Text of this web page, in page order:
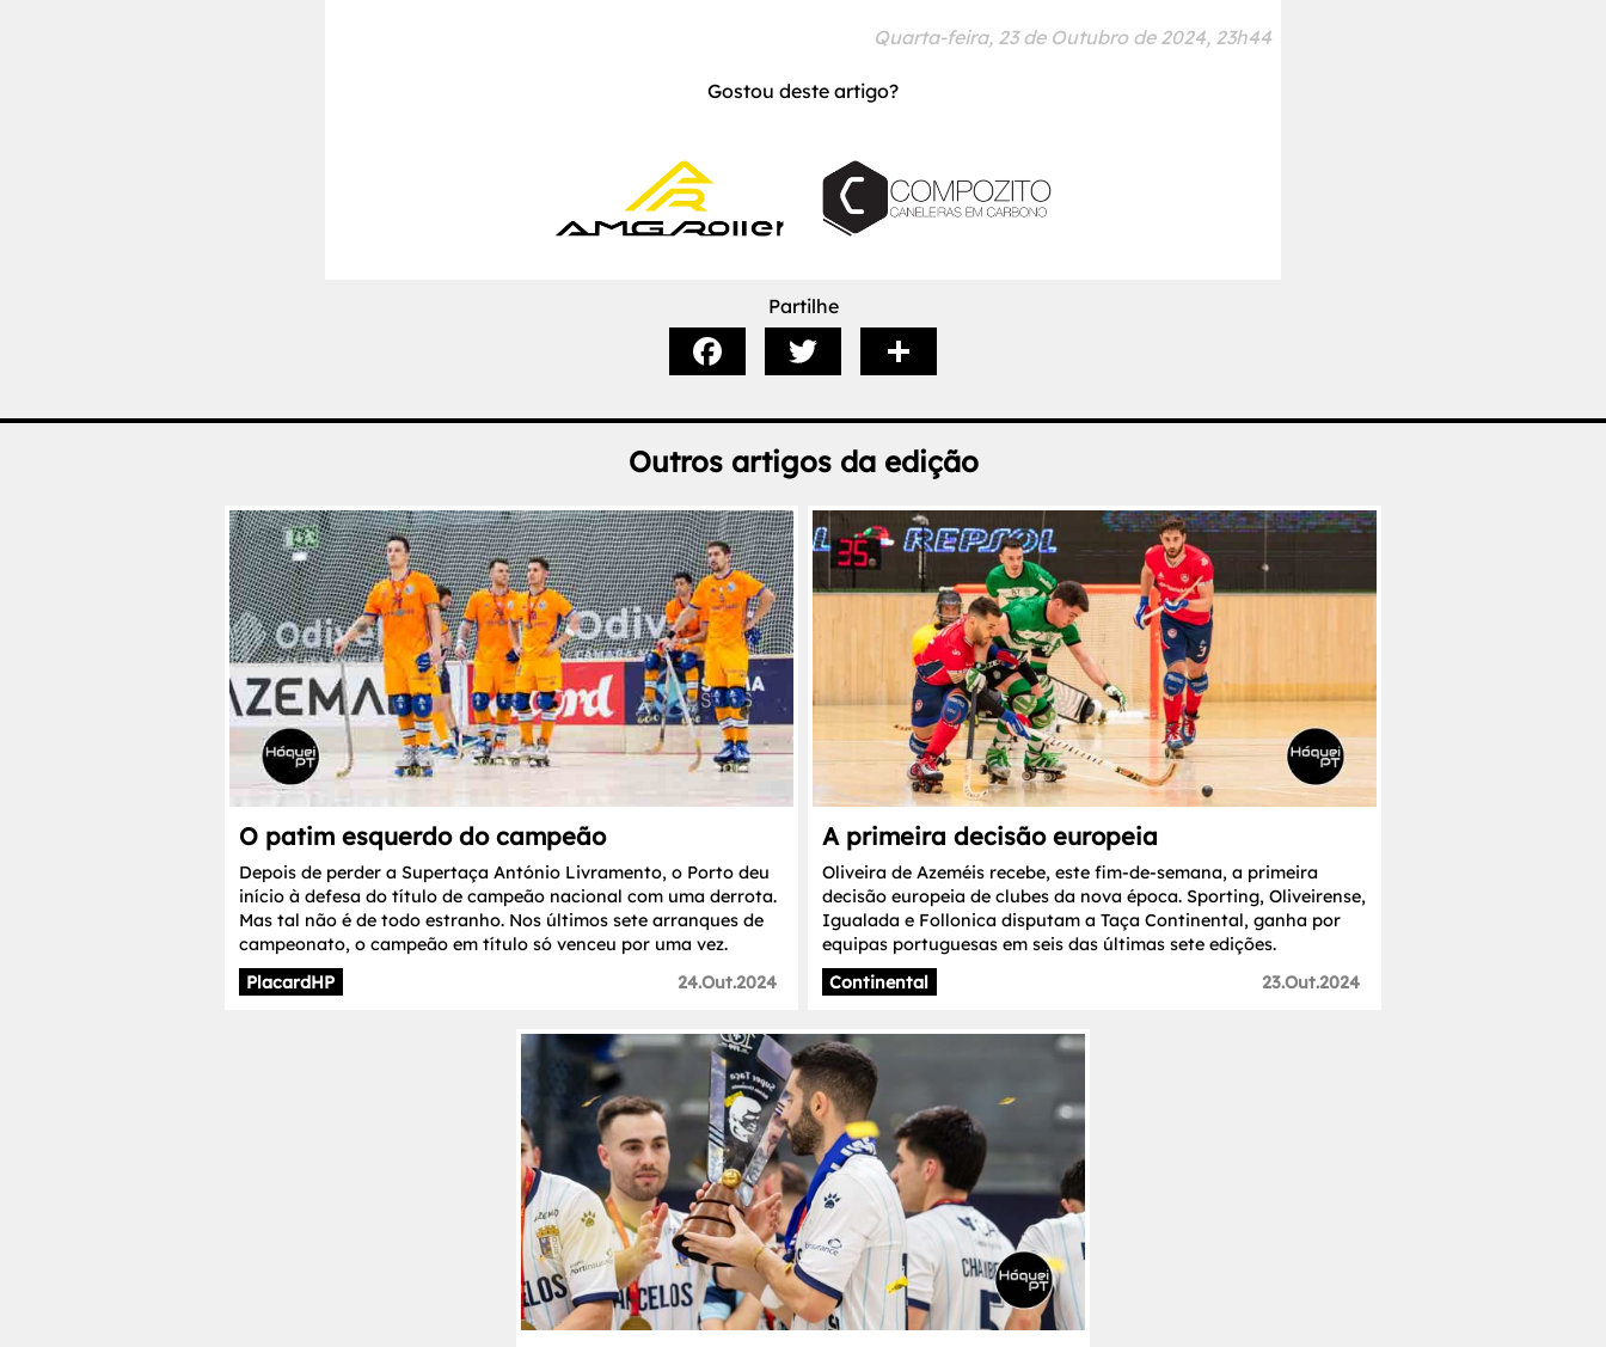
Quarta-feira, 23 de Outubro de 2024, 23h44
Gostou deste artigo?
Partilhe
Outros artigos da edição
O patim esquerdo do campeão
Depois de perder a Supertaça António Livramento, o Porto deu
início à defesa do título de campeão nacional com uma derrota.
Mas tal não é de todo estranho. Nos últimos sete arranques de
campeonato, o campeão em título só venceu por uma vez.
PlacardHP
24.Out.2024
A primeira decisão europeia
Oliveira de Azeméis recebe, este fim-de-semana, a primeira
decisão europeia de clubes da nova época. Sporting, Oliveirense,
Igualada e Follonica disputam a Taça Continental, ganha por
equipas portuguesas em seis das últimas sete edições.
Continental
23.Out.2024